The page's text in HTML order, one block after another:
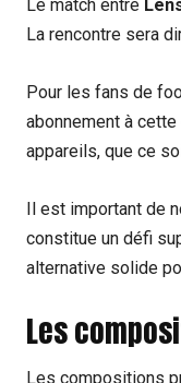
Le match entre
La rencontre sera
Pour les fans de
abonnement à
appareils, que ce
Il est important de
constitue un défi
alternative solide
Les
Les compositions